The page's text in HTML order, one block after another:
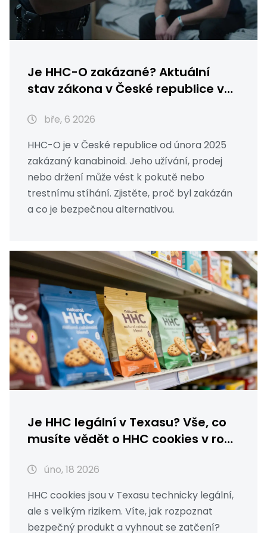
Je HHC-O zakázané? Aktuální
stav zákona v České republice v
bře, 6 2026
HHC-O je v České republice od února 2025
zakázaný kanabinoid. Jeho užívání, prodej
nebo držení může vést k pokutě nebo
trestnímu stíhání. Zjistěte, proč byl zakázán
a co je bezpečnou alternativou.
Je HHC legální v Texasu? Vše, co
musíte vědět o HHC cookies v roce
úno, 18 2026
HHC cookies jsou v Texasu technicky legální,
ale s velkým rizikem. Víte, jak rozpoznat
bezpečný produkt a vyhnout se zatčení?